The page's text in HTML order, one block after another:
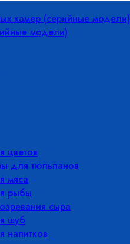
камер (серийные модели)
модели)
цветов
для тюльпанов
мяса
рыбы
сыра
шуб